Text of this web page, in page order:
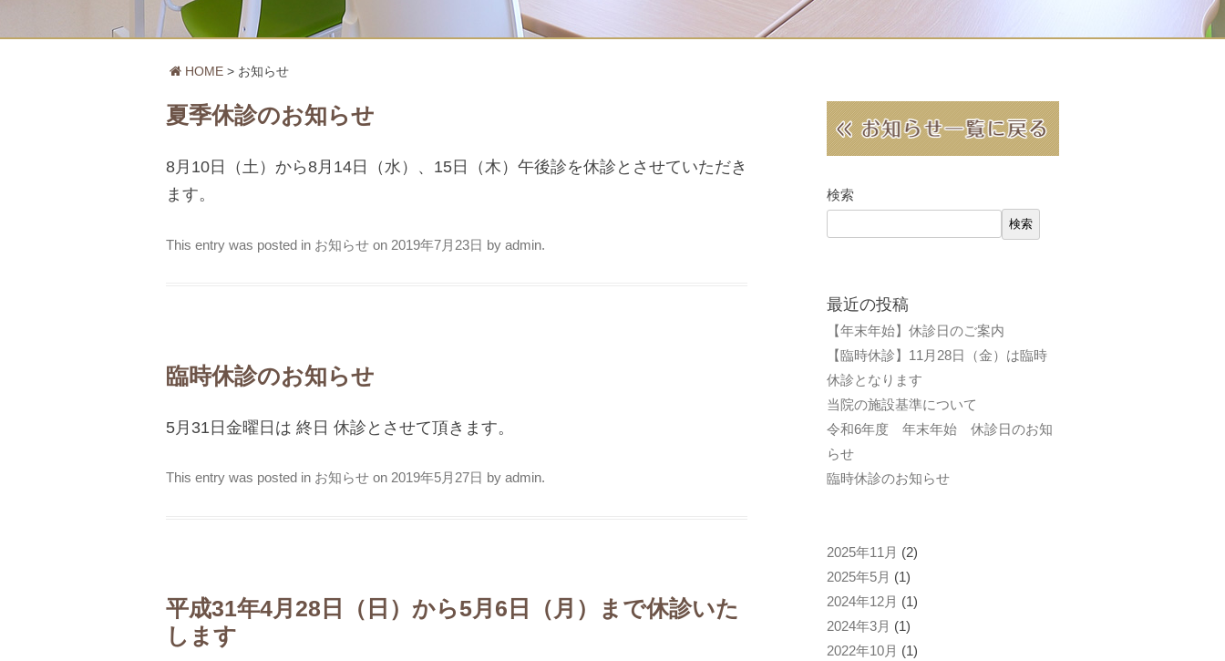
HOME お知らせ
夏季休診のお知らせ
8月10日（土）から8月14日（水）、15日（木）午後診を休診とさせていただき
ます。
This entry was posted in お知らせ on 2019年7月23日 by admin.
臨時休診のお知らせ
5月31日金曜日は 終日 休診とさせて頂きます。
This entry was posted in お知らせ on 2019年5月27日 by admin.
平成31年4月28日（日）から5月6日（月）まで休診いた
します
検索
検索
最近の投稿
【年末年始】休診日のご案内
【臨時休診】11月28日（金）は臨時
休診となります
当院の施設基準について
令和6年度 年末年始 休診日のお知
らせ
臨時休診のお知らせ
2025年11月 (2)
2025年5月 (1)
2024年12月 (1)
2024年3月 (1)
2022年10月 (1)